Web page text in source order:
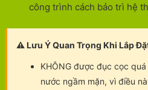
công trình cách bảo trì hệ
⚠️ Lưu Ý Quan Trọng Khi Lắp
KHÔNG được đục cọc
nước ngầm mặn, vì điều